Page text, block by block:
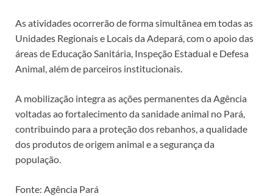
As atividades ocorrerão de forma simultânea em todas as
Unidades Regionais e Locais da Adepará, com o apoio das
áreas de Educação Sanitária, Inspeção Estadual e Defesa
Animal, além de parceiros institucionais.
A mobilização integra as ações permanentes da Agência
voltadas ao fortalecimento da sanidade animal no Pará,
contribuindo para a proteção dos rebanhos, a qualidade
dos produtos de origem animal e a segurança da
população.
Fonte: Agência Pará